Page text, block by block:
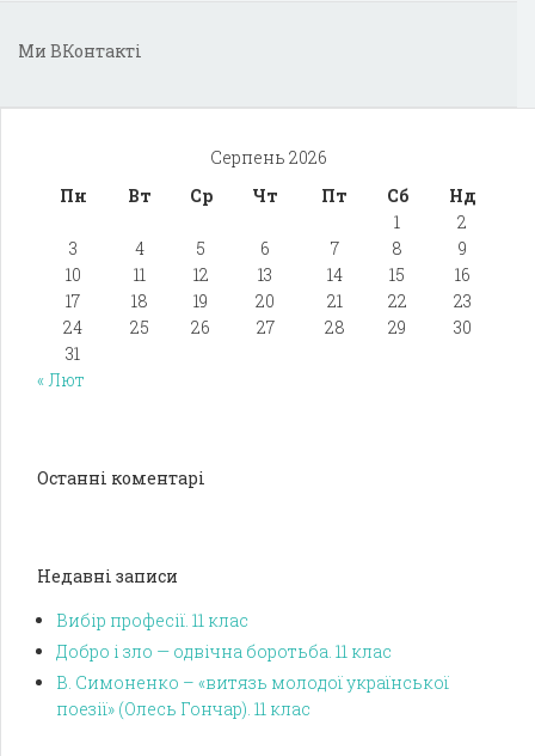
Ми ВКонтакті
Серпень 2026
Пн
Вт Ср Чт Пт Сб
Нд
1
2
3
4 5 6 7 8
9
10
11 12 13 14 15
16
17
18 19 20 21 22
23
24
25 26 27 28 29
30
31
« Лют
Останні коментарі
Недавні записи
Вибір професії. 11 клас
Добро і зло — одвічна боротьба. 11 клас
В. Симоненко – «витязь молодої української
поезії» (Олесь Гончар). 11 клас